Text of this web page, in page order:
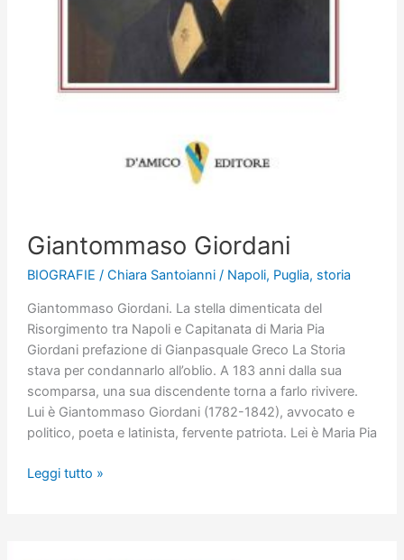
Giantommaso Giordani
BIOGRAFIE / Chiara Santoianni / Napoli, Puglia, storia
Giantommaso Giordani. La stella dimenticata del
Risorgimento tra Napoli e Capitanata di Maria Pia
Giordani prefazione di Gianpasquale Greco La Storia
stava per condannarlo all’oblio. A 183 anni dalla sua
scomparsa, una sua discendente torna a farlo rivivere.
Lui è Giantommaso Giordani (1782-1842), avvocato e
politico, poeta e latinista, fervente patriota. Lei è Maria Pia
Giantommaso
Leggi tutto »